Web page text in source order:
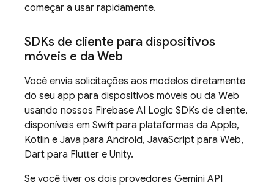
começar a usar rapidamente.
SDKs de cliente para dispositivos
móveis e da Web
Você envia solicitações aos modelos diretamente
do seu app para dispositivos móveis ou da Web
usando nossos Firebase AI Logic SDKs de cliente,
disponíveis em Swift para plataformas da Apple,
Kotlin e Java para Android, JavaScript para Web,
Dart para Flutter e Unity.
Se você tiver os dois provedores Gemini API